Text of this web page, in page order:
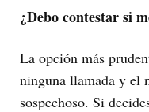
¿Debo contestar si
La opción más
ninguna llamada y el
sospechoso. Si